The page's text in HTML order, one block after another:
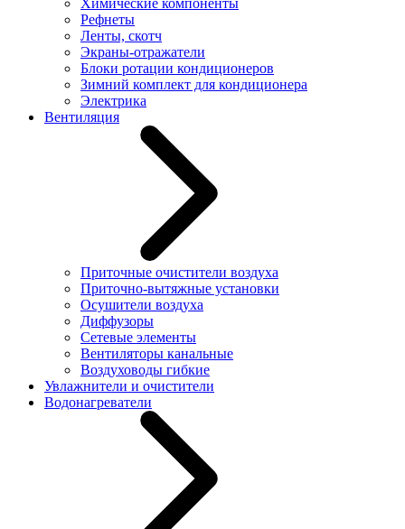
Химические компоненты
Рефнеты
Ленты, скотч
Экраны-отражатели
Блоки ротации кондиционеров
Зимний комплект для кондиционера
Электрика
Вентиляция
Приточные очистители воздуха
Приточно-вытяжные установки
Осушители воздуха
Диффузоры
Сетевые элементы
Вентиляторы канальные
Воздуховоды гибкие
Увлажнители и очистители
Водонагреватели